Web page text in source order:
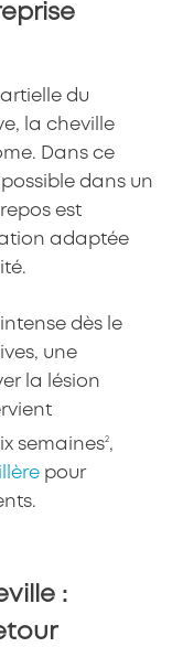
du
la cheville
Dans ce
dans un
est
adaptée
dès le
une
la lésion
semaines2,
pour
: